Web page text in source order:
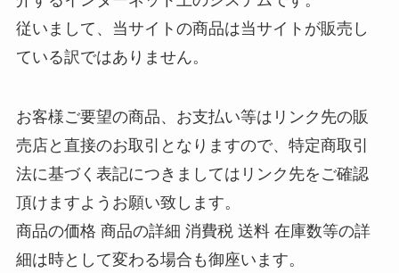
従いまして、当サイトの商品は当サイトが販売し
ている訳ではありません。
お客様ご要望の商品、お支払い等はリンク先の販
売店と直接のお取引となりますので、特定商取引
法に基づく表記につきましてはリンク先をご確認
頂けますようお願い致します。
商品の価格 商品の詳細 消費税 送料 在庫数等の詳
細は時として変わる場合も御座います。